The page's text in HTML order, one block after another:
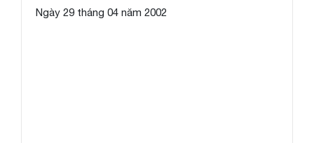
Ngày 29 tháng 04 năm 2002